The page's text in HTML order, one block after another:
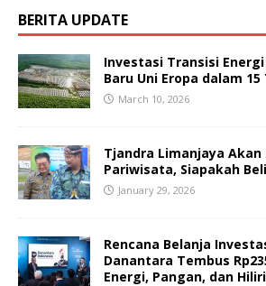
BERITA UPDATE
Investasi Transisi Energi
Baru Uni Eropa dalam
March 10, 2026
Tjandra Limanjaya
Pariwisata, Siapakah
January 29, 2026
Rencana Belanja
Danantara Tembus
Energi, Pangan, dan